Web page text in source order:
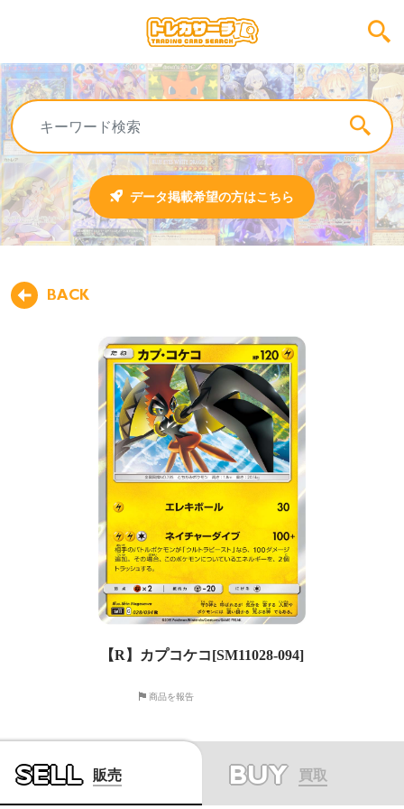
データ掲載希望の方はこちら
BACK
【R】カプコケコ[SM11028-094]
商品を報告
SELL 販売 BUY 買取